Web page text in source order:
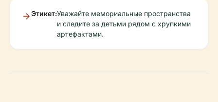
Этикет:Уважайте мемориальные пространства
и следите за детьми рядом с хрупкими
артефактами.